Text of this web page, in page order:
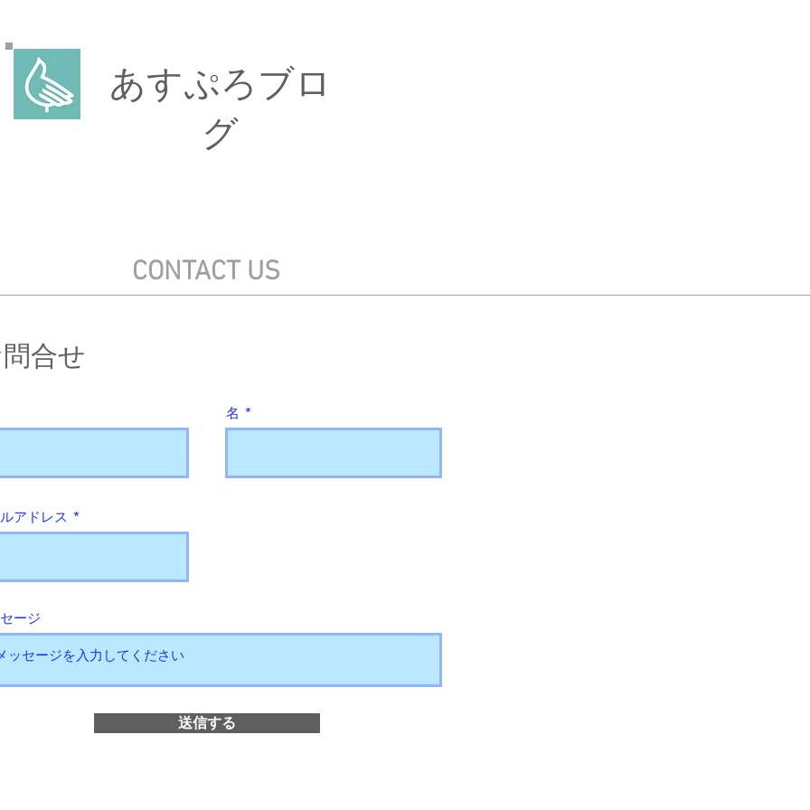
あすぷろブロ
グ
CONTACT US
合せ
名
アドレス
ージ
送信する